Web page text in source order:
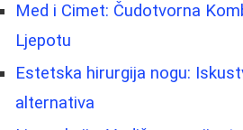
Med i Cimet: Čudotvorna
Ljepotu
Estetska hirurgija nogu:
alternativa